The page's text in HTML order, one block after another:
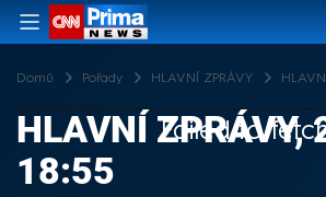
Domů Pořady HLAVNÍ ZPRÁVY
Failed to
HLAVNÍ ZPRÁVY,
18:55